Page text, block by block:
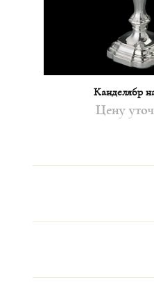
Канделябр
Цену